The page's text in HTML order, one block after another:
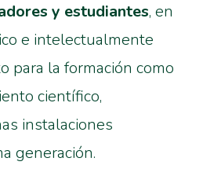
y estudiantes, en
e intelectualmente
para la formación como
científico,
instalaciones
generación.